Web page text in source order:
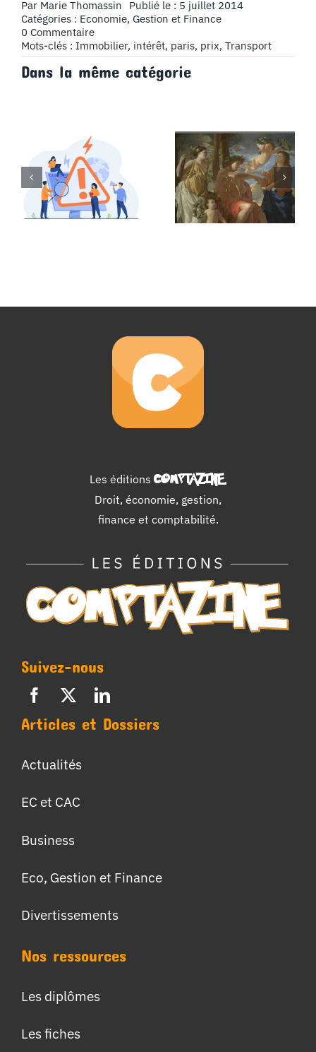
Par Marie Thomassin
Publié le : 5 juillet 2014
Catégories : Economie, Gestion et Finance
0 Commentaireon
Le
prix
de
Mots-clés : Immobilier, intérêt, paris, prix, Transport
Dans la même catégorie
(Document
Unique
d’Évaluation
des Risques
Professionnels)
Le 25e
Printemps
Les éditions COMPTAZINE.
Droit, économie, gestion,
finance et comptabilité.
Suivez-nous
Articles et Dossiers
Actualités
EC et CAC
Business
Eco, Gestion et Finance
Divertissements
Nos ressources
Les diplômes
Les fiches